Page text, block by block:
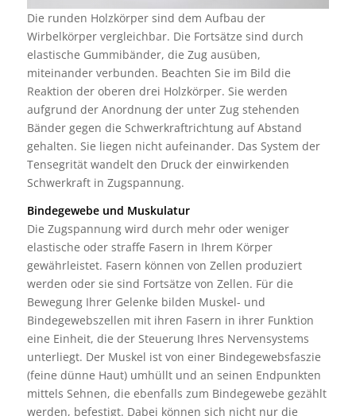
Die runden Holzkörper sind dem Aufbau der
Wirbelkörper vergleichbar. Die Fortsätze sind durch
elastische Gummibänder, die Zug ausüben,
miteinander verbunden. Beachten Sie im Bild die
Reaktion der oberen drei Holzkörper. Sie werden
aufgrund der Anordnung der unter Zug stehenden
Bänder gegen die Schwerkraftrichtung auf Abstand
gehalten. Sie liegen nicht aufeinander. Das System der
Tensegrität wandelt den Druck der einwirkenden
Schwerkraft in Zugspannung.
Bindegewebe und Muskulatur
Die Zugspannung wird durch mehr oder weniger
elastische oder straffe Fasern in Ihrem Körper
gewährleistet. Fasern können von Zellen produziert
werden oder sie sind Fortsätze von Zellen. Für die
Bewegung Ihrer Gelenke bilden Muskel- und
Bindegewebszellen mit ihren Fasern in ihrer Funktion
eine Einheit, die der Steuerung Ihres Nervensystems
unterliegt. Der Muskel ist von einer Bindegewebsfaszie
(feine dünne Haut) umhüllt und an seinen Endpunkten
mittels Sehnen, die ebenfalls zum Bindegewebe gezählt
werden, befestigt. Dabei können sich nicht nur die